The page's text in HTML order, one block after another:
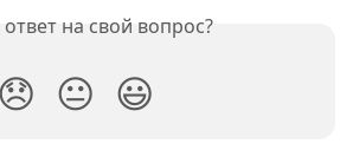
на свой вопрос?
😞 😐 😃